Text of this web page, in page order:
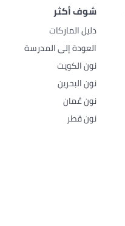
شوف أكثر
دليل الماركات
العودة إلى المدرسة
نون الكويت
نون البحرين
نون عُمان
نون قطر